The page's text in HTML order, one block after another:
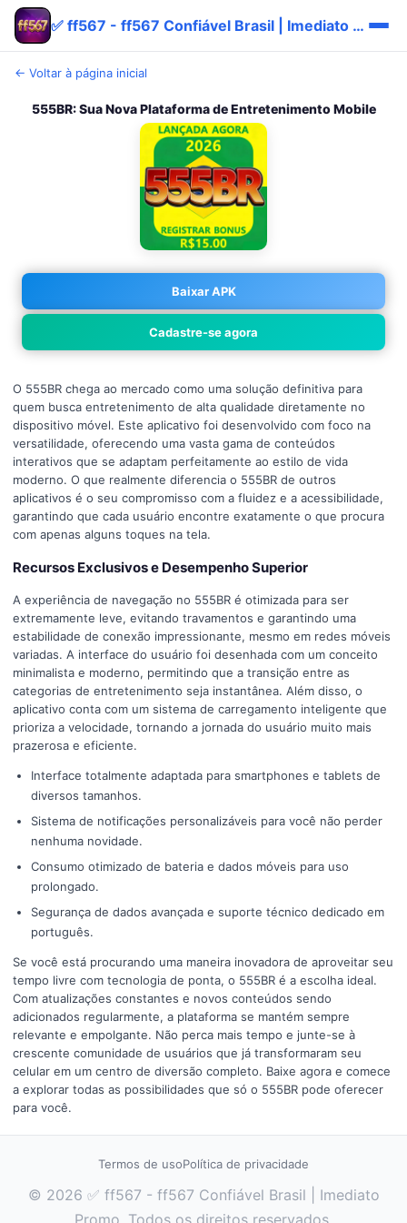
✅ ff567 - ff567 Confiável Brasil | Imediato Promo
← Voltar à página inicial
555BR: Sua Nova Plataforma de Entretenimento Mobile
Baixar APK
Cadastre-se agora
O 555BR chega ao mercado como uma solução definitiva para
quem busca entretenimento de alta qualidade diretamente no
dispositivo móvel. Este aplicativo foi desenvolvido com foco na
versatilidade, oferecendo uma vasta gama de conteúdos
interativos que se adaptam perfeitamente ao estilo de vida
moderno. O que realmente diferencia o 555BR de outros
aplicativos é o seu compromisso com a fluidez e a acessibilidade,
garantindo que cada usuário encontre exatamente o que procura
com apenas alguns toques na tela.
Recursos Exclusivos e Desempenho Superior
A experiência de navegação no 555BR é otimizada para ser
extremamente leve, evitando travamentos e garantindo uma
estabilidade de conexão impressionante, mesmo em redes móveis
variadas. A interface do usuário foi desenhada com um conceito
minimalista e moderno, permitindo que a transição entre as
categorias de entretenimento seja instantânea. Além disso, o
aplicativo conta com um sistema de carregamento inteligente que
prioriza a velocidade, tornando a jornada do usuário muito mais
prazerosa e eficiente.
Interface totalmente adaptada para smartphones e tablets de
diversos tamanhos.
Sistema de notificações personalizáveis para você não perder
nenhuma novidade.
Consumo otimizado de bateria e dados móveis para uso
prolongado.
Segurança de dados avançada e suporte técnico dedicado em
português.
Se você está procurando uma maneira inovadora de aproveitar seu
tempo livre com tecnologia de ponta, o 555BR é a escolha ideal.
Com atualizações constantes e novos conteúdos sendo
adicionados regularmente, a plataforma se mantém sempre
relevante e empolgante. Não perca mais tempo e junte-se à
crescente comunidade de usuários que já transformaram seu
celular em um centro de diversão completo. Baixe agora e comece
a explorar todas as possibilidades que só o 555BR pode oferecer
para você.
Termos de usoPolítica de privacidade
© 2026 ✅ ff567 - ff567 Confiável Brasil | Imediato
Promo. Todos os direitos reservados.